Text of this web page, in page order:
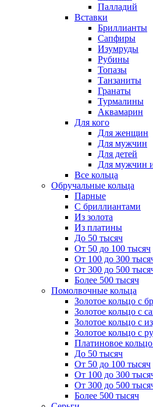
Палладий
Вставки
Бриллианты
Сапфиры
Изумруды
Рубины
Топазы
Танзаниты
Гранаты
Турмалины
Аквамарин
Для кого
Для женщин
Для мужчин
Для детей
Для мужчин
Все кольца
Обручальные кольца
Парные
С бриллиантами
Из золота
Из платины
До 50 тысяч
От 50 до 100 тысяч
От 100 до 300
От 300 до 500
Более 500 тысяч
Помолвочные кольца
Золотое кольцо с
Золотое кольцо с
Золотое кольцо с
Золотое кольцо с
Платиновое
До 50 тысяч
От 50 до 100 тысяч
От 100 до 300
От 300 до 500
Более 500 тысяч